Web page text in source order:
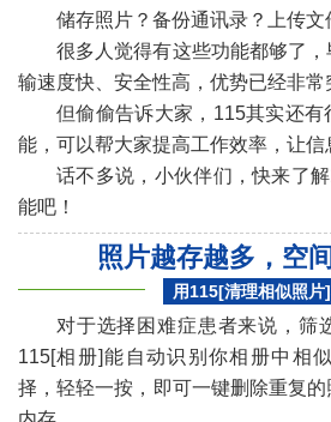
储存照片？备份通讯录？上传
很多人觉得有这些功能都够了
输速度快、安全性高，优势已经非常
但偷偷告诉大家，115其实还有
能，可以帮大家提高工作效率，让信
话不多说，小伙伴们，快来了
能吧！
照片越存越多，空
用115[清理相似照片]
对于选择困难症患者来说，筛
115[相册]能自动识别你相册中相
择，轻轻一按，即可一键删除重复